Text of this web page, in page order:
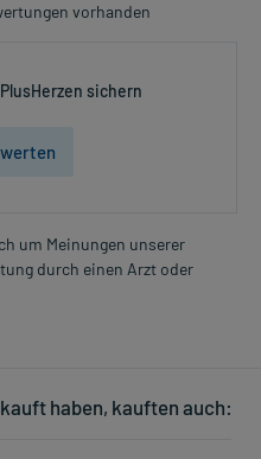
vorhanden
sichern
um Meinungen unserer
durch einen Arzt oder
haben, kauften auch: